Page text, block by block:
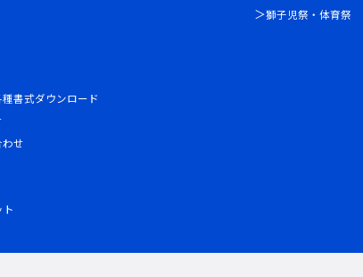
獅子児祭・体育祭
書式ダウンロード
せ